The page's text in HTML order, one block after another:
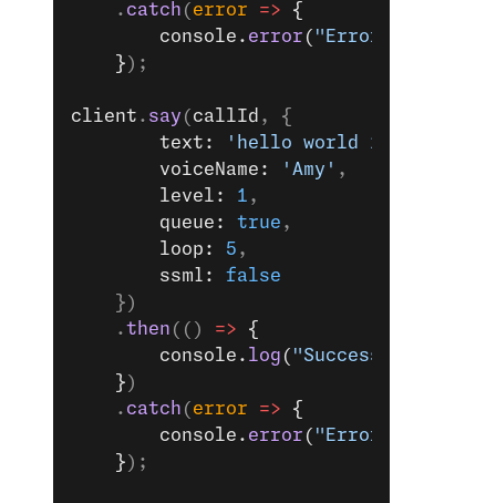
    .
catch ( error => {
        console.
error ( "Error sending
    }
);
client . say ( callId , {
        text:
'hello world 111'
        voiceName:
'Amy' ,
        level:
1 ,
        queue:
true ,
        loop:
5 ,
        ssml:
false
    })
    .
then (() => {
        console.
log ( "Success sending
    }
)
    .
catch ( error => {
        console.
error ( "Error sending
    }
);